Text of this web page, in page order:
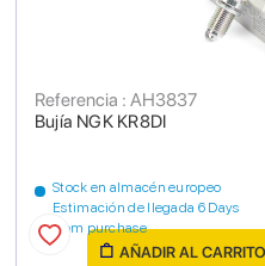
Bujía NGK KR8DI
Referencia : AH3837
Stock en almacén europeo
Estimación de llegada 6 Days
from purchase
AÑADIR AL CARRITO